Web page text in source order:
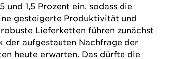
1,5 Prozent ein, sodass die
gesteigerte Produktivität und
Lieferketten führen zunächst
der aufgestauten Nachfrage der
heute erwarten. Das dürfte die